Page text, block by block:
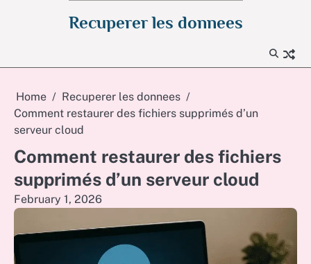
Recuperer les donnees
Home
Recuperer les donnees
Comment restaurer des fichiers supprimés d’un
serveur cloud
Comment restaurer des fichiers
supprimés d’un serveur cloud
February 1, 2026